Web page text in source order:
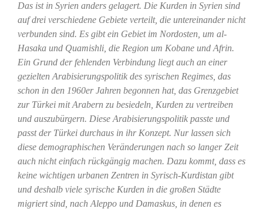
Das ist in Syrien anders gelagert. Die Kurden in Syrien sind
auf drei verschiedene Gebiete verteilt, die untereinander nicht
verbunden sind. Es gibt ein Gebiet im Nordosten, um al-
Hasaka und Quamishli, die Region um Kobane und Afrin.
Ein Grund der fehlenden Verbindung liegt auch an einer
gezielten Arabisierungspolitik des syrischen Regimes, das
schon in den 1960er Jahren begonnen hat, das Grenzgebiet
zur Türkei mit Arabern zu besiedeln, Kurden zu vertreiben
und auszubürgern. Diese Arabisierungspolitik passte und
passt der Türkei durchaus in ihr Konzept. Nur lassen sich
diese demographischen Veränderungen nach so langer Zeit
auch nicht einfach rückgängig machen. Dazu kommt, dass es
keine wichtigen urbanen Zentren in Syrisch-Kurdistan gibt
und deshalb viele syrische Kurden in die großen Städte
migriert sind, nach Aleppo und Damaskus, in denen es